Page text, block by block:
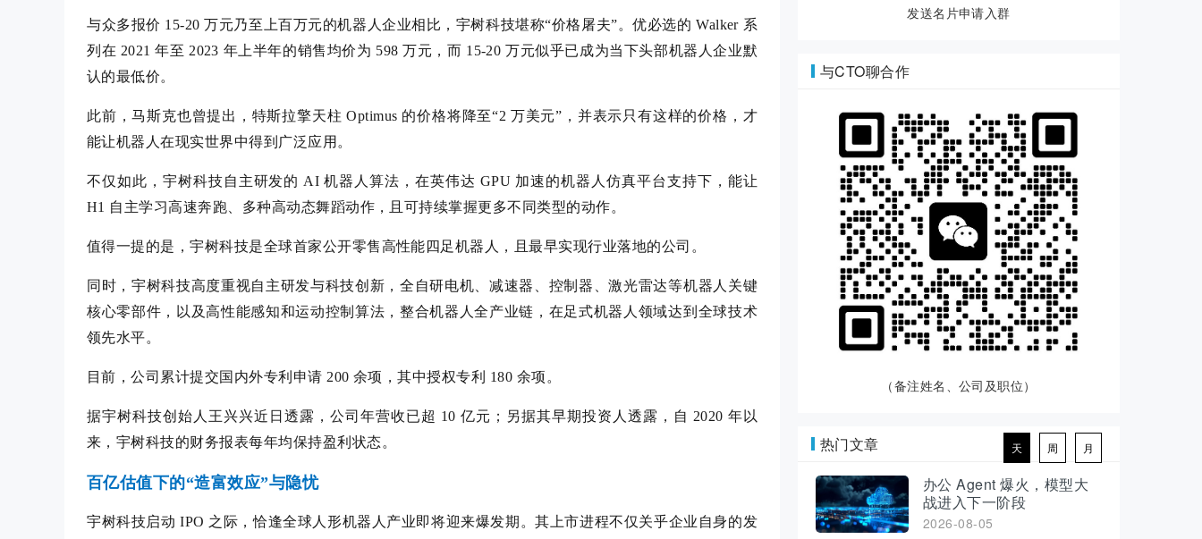
与众多报价 15-20 万元乃至上百万元的机器人企业相比，宇树科技堪称“价格屠夫”。优必选的 Walker 系
列在 2021 年至 2023 年上半年的销售均价为 598 万元，而 15-20 万元似乎已成为当下头部机器人企业默
认的最低价。
此前，马斯克也曾提出，特斯拉擎天柱 Optimus 的价格将降至“2 万美元”，并表示只有这样的价格，才
能让机器人在现实世界中得到广泛应用。
不仅如此，宇树科技自主研发的 AI 机器人算法，在英伟达 GPU 加速的机器人仿真平台支持下，能让
H1 自主学习高速奔跑、多种高动态舞蹈动作，且可持续掌握更多不同类型的动作。
值得一提的是，宇树科技是全球首家公开零售高性能四足机器人，且最早实现行业落地的公司。
同时，宇树科技高度重视自主研发与科技创新，全自研电机、减速器、控制器、激光雷达等机器人关键
核心零部件，以及高性能感知和运动控制算法，整合机器人全产业链，在足式机器人领域达到全球技术
领先水平。
目前，公司累计提交国内外专利申请 200 余项，其中授权专利 180 余项。
据宇树科技创始人王兴兴近日透露，公司年营收已超 10 亿元；另据其早期投资人透露，自 2020 年以
来，宇树科技的财务报表每年均保持盈利状态。
百亿估值下的“造富效应”与隐忧
宇树科技启动 IPO 之际，恰逢全球人形机器人产业即将迎来爆发期。其上市进程不仅关乎企业自身的发
发送名片申请入群
与CTO聊合作
（备注姓名、公司及职位）
热门文章 月
周
天
办公 Agent 爆火，模型大
战进入下一阶段
2026-08-05